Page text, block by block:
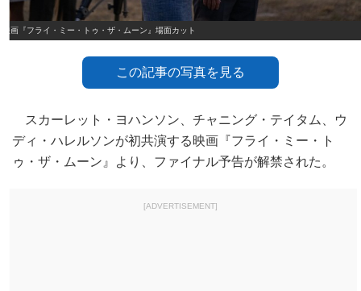
映画『フライ・ミー・トゥ・ザ・ムーン』場面カット
この記事の写真を見る
スカーレット・ヨハンソン、チャニング・テイタム、ウ
ディ・ハレルソンが初共演する映画『フライ・ミー・ト
ゥ・ザ・ムーン』より、ファイナル予告が解禁された。
[ADVERTISEMENT]